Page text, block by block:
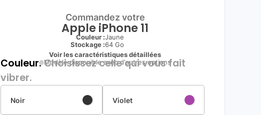
Commandez votre
Apple iPhone 11
Couleur :Jaune
Stockage :64 Go
Voir les caractéristiques détaillées
Modèle disponible avec d'autres options
Couleur.Choisissez celle qui vous fait
vibrer.
Noir Violet